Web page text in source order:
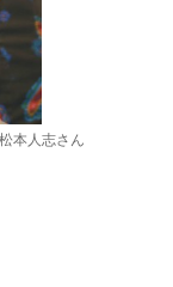
本人志さん